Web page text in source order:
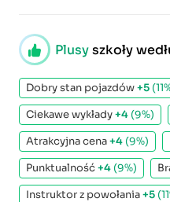
Plusyszkoły
Dobry stan pojazdów+5
Ciekawe wykłady+4 (9%)
Atrakcyjna cena+4 (9%)
Punktualność+4 (9%)
Instruktor z powołania+5